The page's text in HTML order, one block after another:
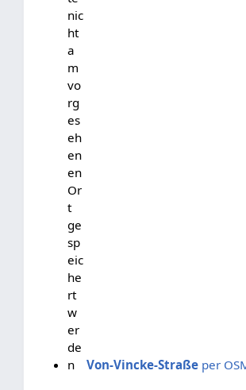
nic
ht
a
m
vo
rg
es
eh
en
en
Or
t
ge
sp
eic
he
rt
w
er
de
n
Von-Vincke-Straßeper